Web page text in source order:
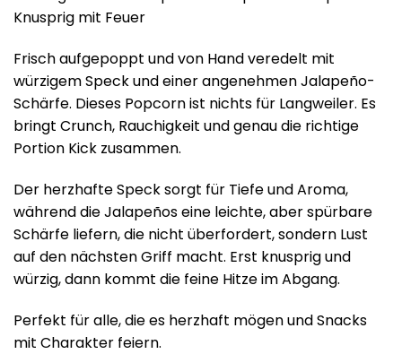
Knusprig mit Feuer
Frisch aufgepoppt und von Hand veredelt mit
würzigem Speck und einer angenehmen Jalapeño-
Schärfe. Dieses Popcorn ist nichts für Langweiler. Es
bringt Crunch, Rauchigkeit und genau die richtige
Portion Kick zusammen.
Der herzhafte Speck sorgt für Tiefe und Aroma,
während die Jalapeños eine leichte, aber spürbare
Schärfe liefern, die nicht überfordert, sondern Lust
auf den nächsten Griff macht. Erst knusprig und
würzig, dann kommt die feine Hitze im Abgang.
Perfekt für alle, die es herzhaft mögen und Snacks
mit Charakter feiern.